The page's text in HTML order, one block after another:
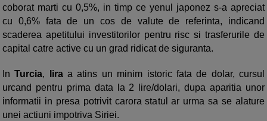
coborat marti cu 0,5%, in timp ce yenul japonez s-a apreciat
cu 0,6% fata de un cos de valute de referinta, indicand
scaderea apetitului investitorilor pentru risc si trasferurile de
capital catre active cu un grad ridicat de siguranta.
InTurcia, liraa atins un minim istoric fata de dolar, cursul
urcand pentru prima data la 2 lire/dolari, dupa aparitia unor
informatii in presa potrivit carora statul ar urma sa se alature
unei actiuni impotriva Siriei.